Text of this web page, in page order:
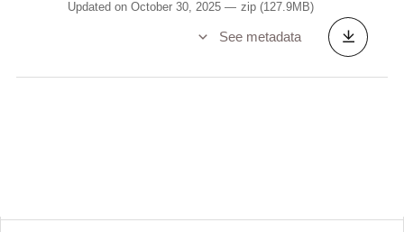
Updated on October 30, 2025 zip (127.9MB)
See metadata